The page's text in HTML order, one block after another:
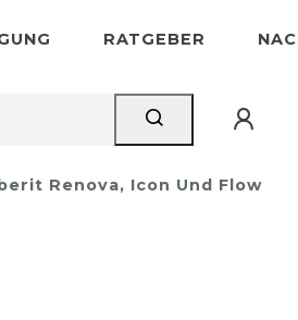
RATGEBER
Renova, Icon Und Flow